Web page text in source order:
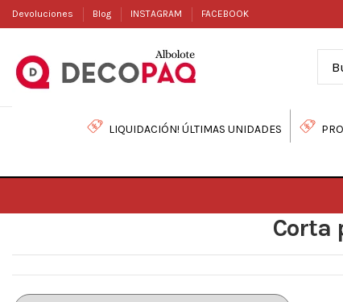
Devoluciones Blog INSTAGRAM FACEBOOK
LIQUIDACIÓN! ÚLTIMAS UNIDADES
Corta